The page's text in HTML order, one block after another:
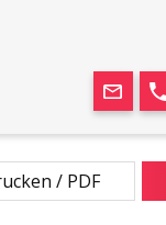
/ PDF